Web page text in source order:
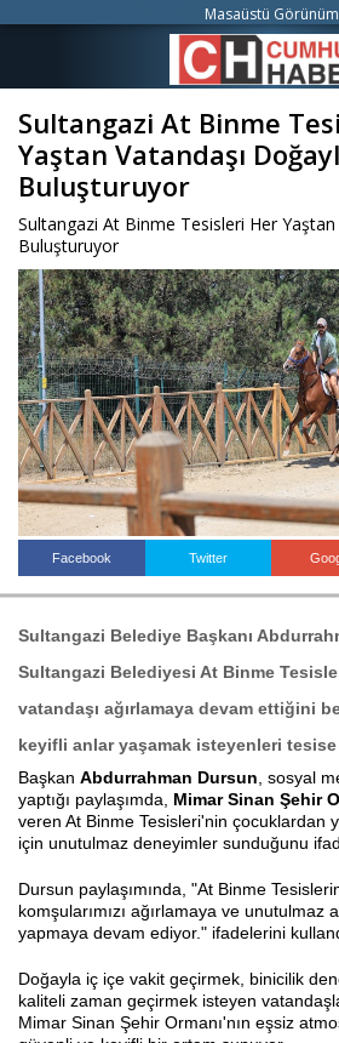
Sultangazi At Binme
Yaştan Vatandaşı
Buluşturuyor
Sultangazi At Binme Tesisleri Her Yaştan
Buluşturuyor
Facebook Twitter
Sultangazi Belediye Başkanı
Sultangazi Belediyesi At Binme
vatandaşı ağırlamaya devam ettiğini
keyifli anlar yaşamak isteyenleri
Başkan Abdurrahman Dursun , sosyal
yaptığı paylaşımda, Mimar Sinan Şehir
veren At Binme Tesisleri'nin çocuklardan
için unutulmaz deneyimler sunduğunu
Dursun paylaşımında, "At Binme
komşularımızı ağırlamaya ve unutulmaz
yapmaya devam ediyor." ifadelerini
Doğayla iç içe vakit geçirmek, binicilik
kaliteli zaman geçirmek isteyen
Mimar Sinan Şehir Ormanı'nın eşsiz
Masaüstü Görünüm